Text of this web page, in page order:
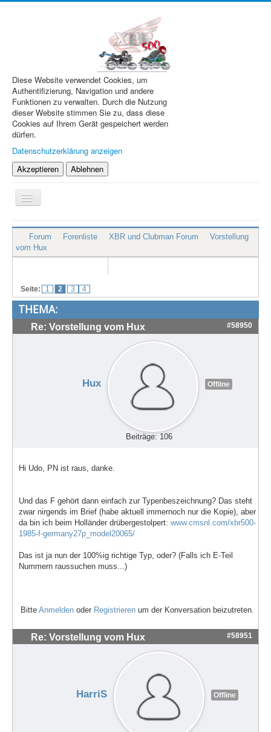
Diese Website verwendet Cookies, um
Authentifizierung, Navigation und andere
Funktionen zu verwalten. Durch die Nutzung
dieser Website stimmen Sie zu, dass diese
Cookies auf Ihrem Gerät gespeichert werden
dürfen.
Datenschutzerklärung anzeigen
Akzeptieren
Ablehnen
Navigation
an/aus
XBR.de
Technik
Treffen & Touren
Cafe-Ecke
Suche
Forum Forenliste XBR und Clubman Forum
Vorstellung
vom Hux
Seite: 1 2 3 4
THEMA:
Re: Vorstellung vom Hux #58950
Hux Offline
Beiträge: 106
Hi Udo, PN ist raus, danke.
Und das F gehört dann einfach zur Typenbeszeichnung? Das steht
zwar nirgends im Brief (habe aktuell immernoch nur die Kopie), aber
da bin ich beim Holländer drübergestolpert: www.cmsnl.com/xbr500-
1985-f-germany27p_model20065/
Das ist ja nun der 100%ig richtige Typ, oder? (Falls ich E-Teil
Nummern raussuchen muss...)
Bitte Anmelden oder Registrieren um der Konversation beizutreten.
Re: Vorstellung vom Hux #58951
HarriS Offline